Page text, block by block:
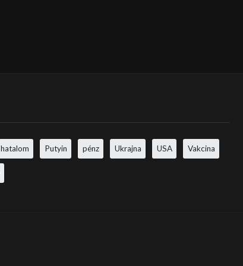
hatalom Putyin pénz Ukrajna USA Vakcina